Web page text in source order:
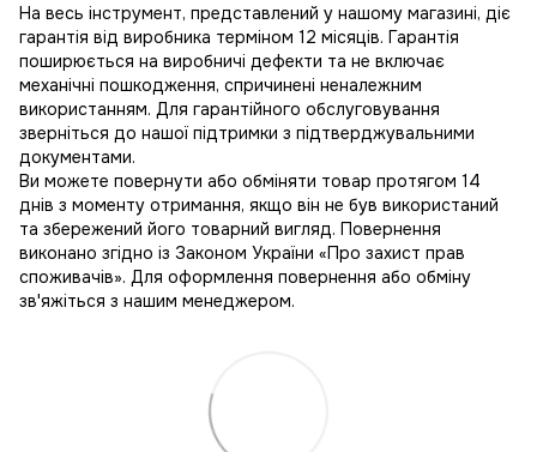
На весь інструмент, представлений у нашому магазині, діє
гарантія від виробника терміном 12 місяців. Гарантія
поширюється на виробничі дефекти та не включає
механічні пошкодження, спричинені неналежним
використанням. Для гарантійного обслуговування
зверніться до нашої підтримки з підтверджувальними
документами.
Ви можете повернути або обміняти товар протягом 14
днів з моменту отримання, якщо він не був використаний
та збережений його товарний вигляд. Повернення
виконано згідно із Законом України «Про захист прав
споживачів». Для оформлення повернення або обміну
зв'яжіться з нашим менеджером.